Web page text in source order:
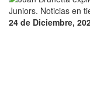
24 de Diciembre,